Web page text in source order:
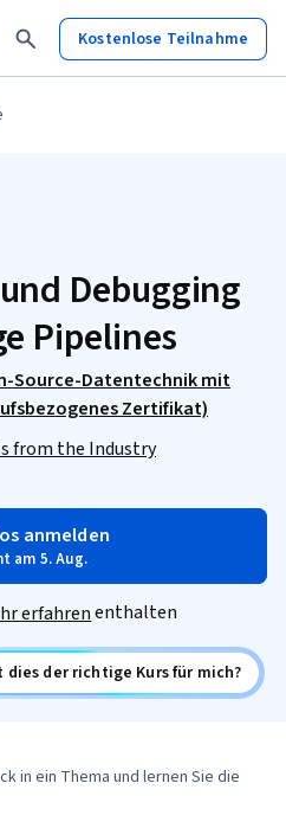
Kostenlose Teilnahme
Debugging
Pipelines
Source-Datentechnik mit
Zertifikat)
from the Industry
anmelden
am 5. Aug.
erfahrenenthalten
dies der richtige Kurs für mich?
in ein Thema und lernen Sie die